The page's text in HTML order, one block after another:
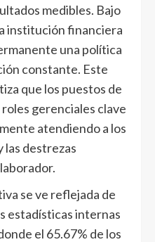
medibles. Bajo
institución financiera
una política
constante. Este
que los puestos de
gerenciales clave
atendiendo a los
las destrezas
se ve reflejada de
estadísticas internas
el 65.67% de los